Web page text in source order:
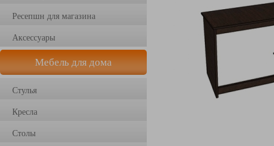
Ресепшн для магазина
Аксессуары
Мебель для дома
Стулья
Кресла
Столы